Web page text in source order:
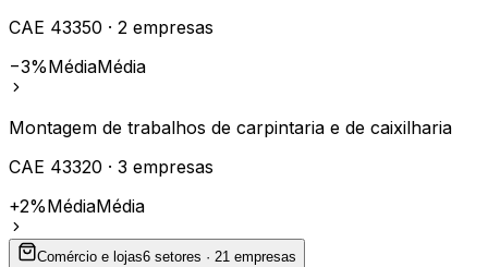
CAE 43350 · 2 empresas
−3%MédiaMédia
Montagem de trabalhos de carpintaria e de caixilharia
CAE 43320 · 3 empresas
+2%MédiaMédia
Comércio e lojas6 setores · 21 empresas